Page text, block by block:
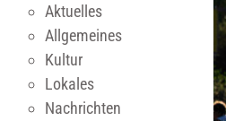
Aktuelles
Allgemeines
Kultur
Lokales
Nachrichten